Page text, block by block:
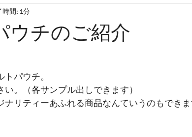
ウチのご紹介
時間: 1分
パウチ。
。（各サンプル出しできます）
リティーあふれる商品なんていうのもできま